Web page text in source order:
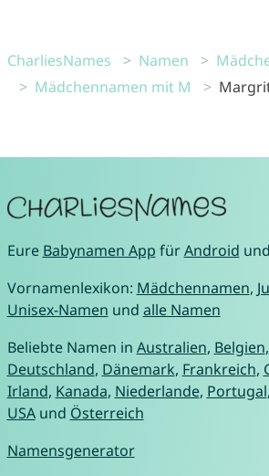
CharliesNames Namen
Mädchennamen mit M
Eure Babynamen App fürAndroid und
Vornamenlexikon: Mädchennamen,
Unisex-Namen und alle Namen
Beliebte Namen in Australien, Belgien,
Deutschland, Dänemark, Frankreich,
Irland, Kanada, Niederlande, Portugal,
USAund Österreich
Namensgenerator